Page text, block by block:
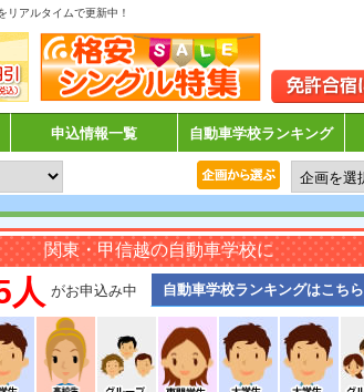
アルタイムで更新中！
申込情報一覧 自動車学校ランキング
関東・甲信越の自動車学校に
人 がお申込み中 自動車学校ランキングはこちら